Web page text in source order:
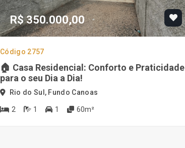
R$ 350.000,00
Código 2757
🏠 Casa Residencial: Conforto e Praticidade
para o seu Dia a Dia!
Rio do Sul, Fundo Canoas
2 1 1 60m²